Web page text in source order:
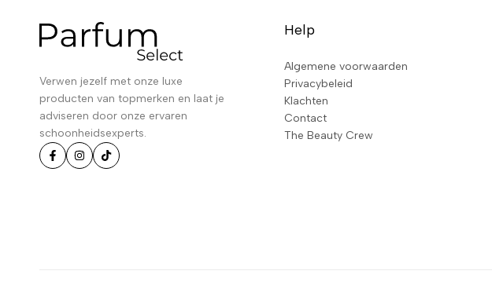
Verwen jezelf met onze luxe
producten van topmerken en laat je
adviseren door onze ervaren
schoonheidsexperts.
Help
Algemene voorwaarden
Privacybeleid
Klachten
Contact
The Beauty Crew